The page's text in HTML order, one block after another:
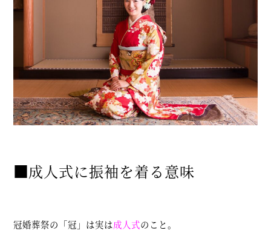
■成人式に振袖を着る意味
冠婚葬祭の「冠」は実は成人式のこと。